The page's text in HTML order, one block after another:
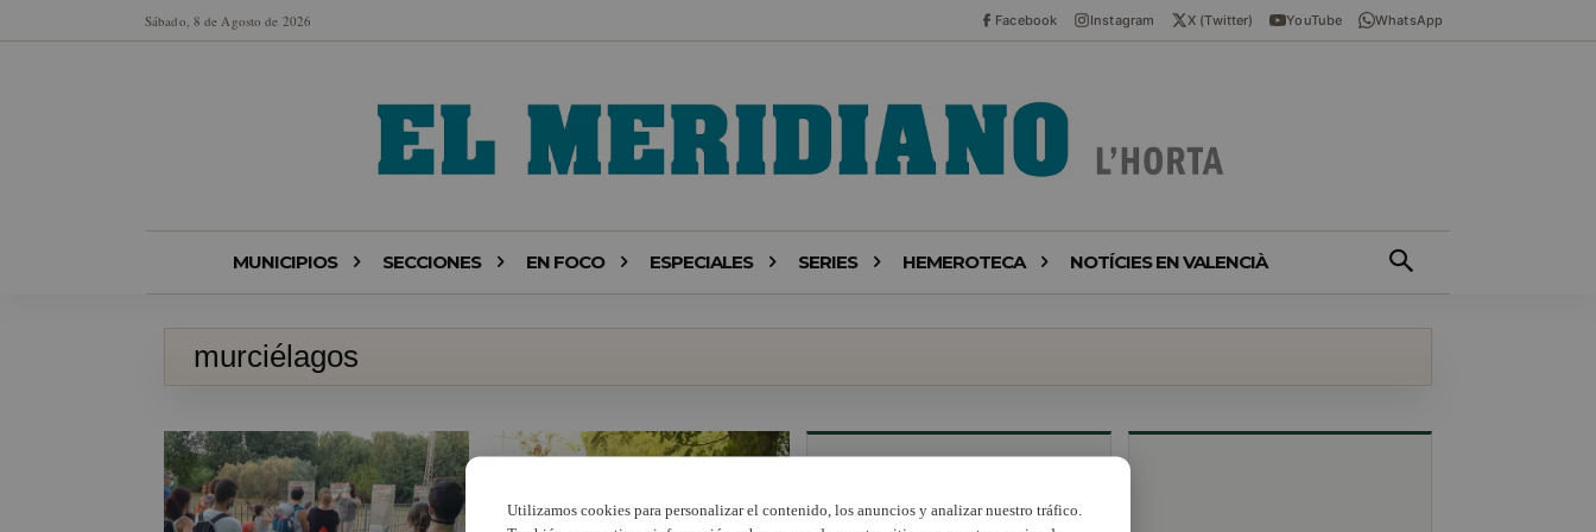
Sábado, 8 de Agosto de 2026 Facebook Instagram X (Twitter) YouTube WhatsApp
MUNICIPIOS SECCIONES EN FOCO ESPECIALES SERIES HEMEROTECA NOTÍCIES EN VALENCIÀ
murciélagos
Utilizamos cookies para personalizar el contenido, los anuncios y analizar nuestro tráfico.